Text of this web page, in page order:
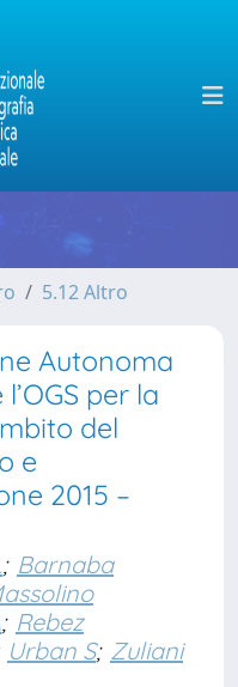
5.12 Altro
Autonoma
per la
del
e
2015 –
; Barnaba
; Rebez
Urban S; Zuliani